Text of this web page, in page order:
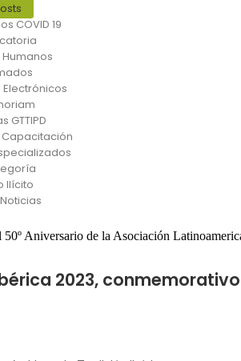
COVID 19
GTTIPD
Ilícito
2023,